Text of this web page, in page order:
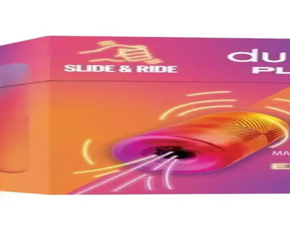
artırmak ve hijyen sağlamak isteyenler için ideal bir cinsel sağlık
İncelemesi ve Özellikleri
ve damarlı tasarımıyla cinsel deneyimi geliştirmeye odaklanır,
Isıtıcı ve Soğutucu Jel
zenginleştirir. Kullanımı kolay, prezervatiflerle uyumlu bu jel, çiftlerin
Tutan Korunma Yöntemi
HIV ve gebelikten koruyan, lateks alerjisi dostu etkili bir bariyer